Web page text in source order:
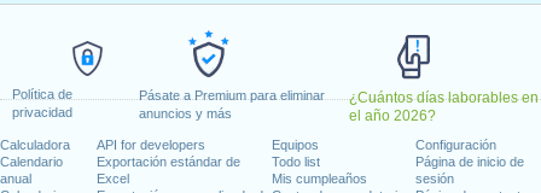
Política de
privacidad
Pásate a Premium para eliminar
anuncios y más
¿Cuántos días laborables en
el año 2026?
Calculadora
Calendario
anual
API for developers
Exportación estándar de
Excel
Equipos
Todo list
Mis cumpleaños
Configuración
Página de inicio de
sesión
junio, 2020
fin de semana
agosto, 2020